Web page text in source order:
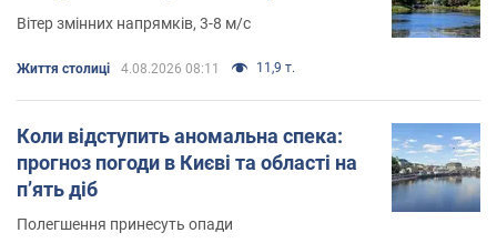
Вітер змінних напрямків, 3-8 м/с
Життя столиці 4.08.2026 08:11 11,9 т.
Коли відступить аномальна спека:
прогноз погоди в Києві та області на
п’ять діб
Полегшення принесуть опади